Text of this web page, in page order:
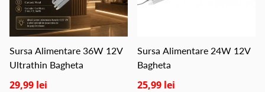
Sursa Alimentare 36W 12V
Ultrathin Bagheta
29,99 lei
Sursa Alimentare 24W 12V
Bagheta
25,99 lei